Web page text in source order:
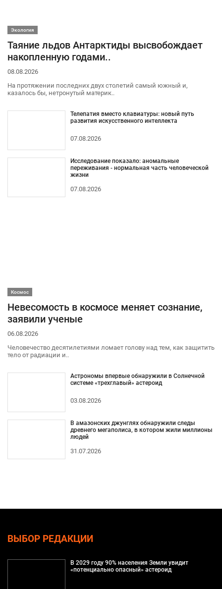
Экология
Таяние льдов Антарктиды высвобождает
накопленную годами..
08.08.2026
На протяжении последних двух столетий самый южный и,
казалось бы, нетронутый материк..
Телепатия вместо клавиатуры: новый путь
развития искусственного интеллекта
07.08.2026
Исследование показало: аномальные
переживания - нормальная часть человеческой
жизни
07.08.2026
Космос
Невесомость в космосе меняет сознание,
заявили ученые
06.08.2026
Человечество десятилетиями ломает голову над тем, как защитить
тело от радиации и..
Астрономы впервые обнаружили в Солнечной
системе «трехглавый» астероид
03.08.2026
В амазонских джунглях обнаружили следы
древнего мегаполиса, в котором жили миллионы
людей
31.07.2026
ВЫБОР РЕДАКЦИИ
В 2029 году 90% населения Земли увидит
«потенциально опасный» астероид